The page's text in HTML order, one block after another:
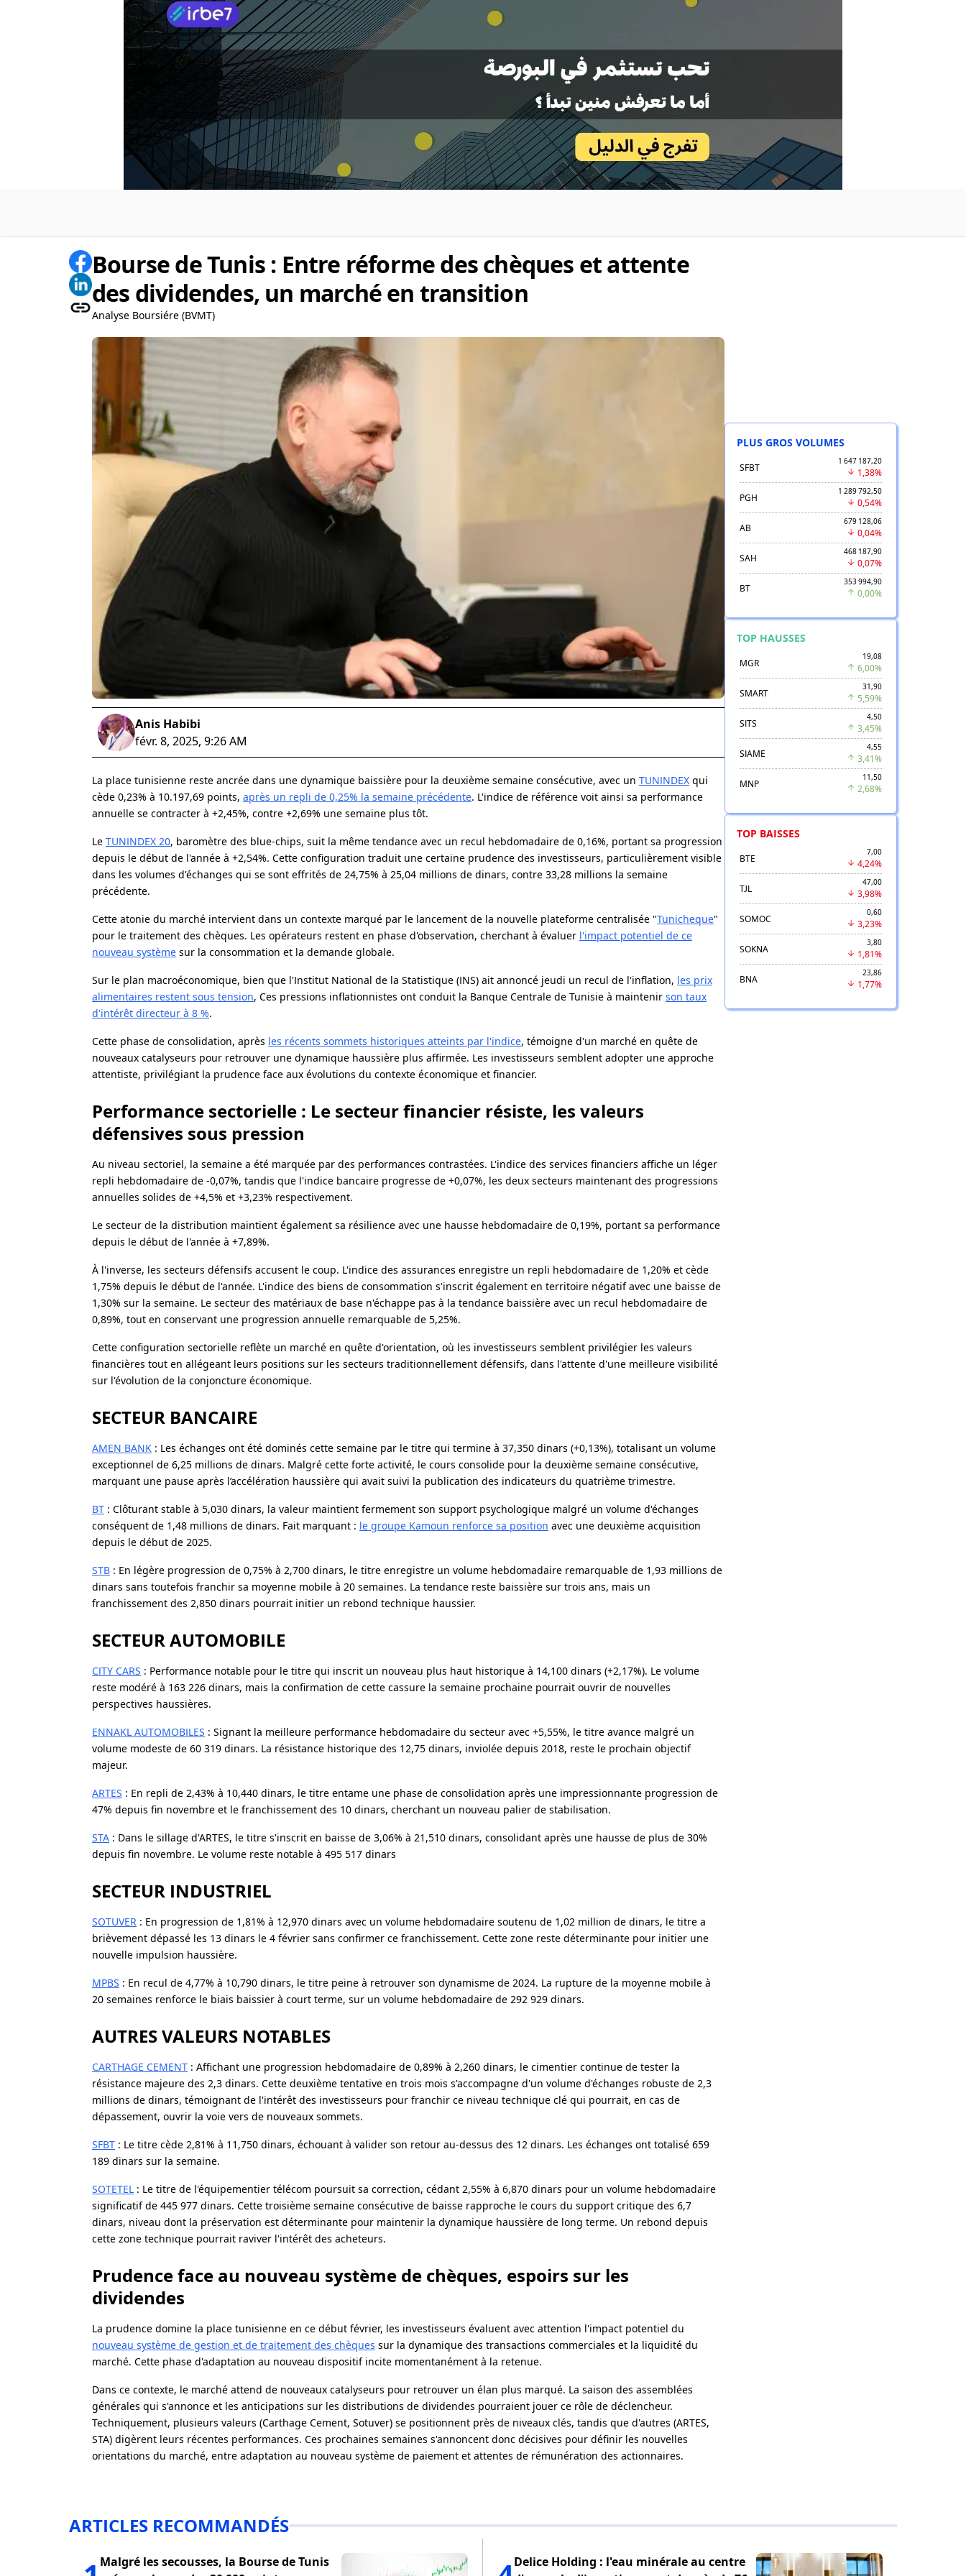
Bourse de Tunis : Entre réforme des chèques et attente
des dividendes, un marché en transition
Analyse Boursiére (BVMT)
Anis Habibi
févr. 8, 2025, 9:26 AM
La place tunisienne reste ancrée dans une dynamique baissière pour la deuxième semaine consécutive, avec un TUNINDEX qui
cède 0,23% à 10.197,69 points, après un repli de 0,25% la semaine précédente. L'indice de référence voit ainsi sa performance
annuelle se contracter à +2,45%, contre +2,69% une semaine plus tôt.
Le TUNINDEX 20, baromètre des blue-chips, suit la même tendance avec un recul hebdomadaire de 0,16%, portant sa progression
depuis le début de l'année à +2,54%. Cette configuration traduit une certaine prudence des investisseurs, particulièrement visible
dans les volumes d'échanges qui se sont effrités de 24,75% à 25,04 millions de dinars, contre 33,28 millions la semaine
précédente.
Cette atonie du marché intervient dans un contexte marqué par le lancement de la nouvelle plateforme centralisée "Tunicheque"
pour le traitement des chèques. Les opérateurs restent en phase d'observation, cherchant à évaluer l'impact potentiel de ce
nouveau système sur la consommation et la demande globale.
Sur le plan macroéconomique, bien que l'Institut National de la Statistique (INS) ait annoncé jeudi un recul de l'inflation, les prix
alimentaires restent sous tension, Ces pressions inflationnistes ont conduit la Banque Centrale de Tunisie à maintenir son taux
d'intérêt directeur à 8 %.
Cette phase de consolidation, après les récents sommets historiques atteints par l'indice, témoigne d'un marché en quête de
nouveaux catalyseurs pour retrouver une dynamique haussière plus affirmée. Les investisseurs semblent adopter une approche
attentiste, privilégiant la prudence face aux évolutions du contexte économique et financier.
Performance sectorielle : Le secteur financier résiste, les valeurs
défensives sous pression
Au niveau sectoriel, la semaine a été marquée par des performances contrastées. L'indice des services financiers affiche un léger
repli hebdomadaire de -0,07%, tandis que l'indice bancaire progresse de +0,07%, les deux secteurs maintenant des progressions
annuelles solides de +4,5% et +3,23% respectivement.
Le secteur de la distribution maintient également sa résilience avec une hausse hebdomadaire de 0,19%, portant sa performance
depuis le début de l'année à +7,89%.
À l'inverse, les secteurs défensifs accusent le coup. L'indice des assurances enregistre un repli hebdomadaire de 1,20% et cède
1,75% depuis le début de l'année. L'indice des biens de consommation s'inscrit également en territoire négatif avec une baisse de
1,30% sur la semaine. Le secteur des matériaux de base n'échappe pas à la tendance baissière avec un recul hebdomadaire de
0,89%, tout en conservant une progression annuelle remarquable de 5,25%.
Cette configuration sectorielle reflète un marché en quête d'orientation, où les investisseurs semblent privilégier les valeurs
financières tout en allégeant leurs positions sur les secteurs traditionnellement défensifs, dans l'attente d'une meilleure visibilité
sur l'évolution de la conjoncture économique.
SECTEUR BANCAIRE
AMEN BANK : Les échanges ont été dominés cette semaine par le titre qui termine à 37,350 dinars (+0,13%), totalisant un volume
exceptionnel de 6,25 millions de dinars. Malgré cette forte activité, le cours consolide pour la deuxième semaine consécutive,
marquant une pause après l’accélération haussière qui avait suivi la publication des indicateurs du quatrième trimestre.
BT : Clôturant stable à 5,030 dinars, la valeur maintient fermement son support psychologique malgré un volume d'échanges
conséquent de 1,48 millions de dinars. Fait marquant : le groupe Kamoun renforce sa position avec une deuxième acquisition
depuis le début de 2025.
STB : En légère progression de 0,75% à 2,700 dinars, le titre enregistre un volume hebdomadaire remarquable de 1,93 millions de
dinars sans toutefois franchir sa moyenne mobile à 20 semaines. La tendance reste baissière sur trois ans, mais un
franchissement des 2,850 dinars pourrait initier un rebond technique haussier.
SECTEUR AUTOMOBILE
CITY CARS : Performance notable pour le titre qui inscrit un nouveau plus haut historique à 14,100 dinars (+2,17%). Le volume
reste modéré à 163 226 dinars, mais la confirmation de cette cassure la semaine prochaine pourrait ouvrir de nouvelles
perspectives haussières.
ENNAKL AUTOMOBILES : Signant la meilleure performance hebdomadaire du secteur avec +5,55%, le titre avance malgré un
volume modeste de 60 319 dinars. La résistance historique des 12,75 dinars, inviolée depuis 2018, reste le prochain objectif
majeur.
ARTES : En repli de 2,43% à 10,440 dinars, le titre entame une phase de consolidation après une impressionnante progression de
47% depuis fin novembre et le franchissement des 10 dinars, cherchant un nouveau palier de stabilisation.
STA : Dans le sillage d'ARTES, le titre s'inscrit en baisse de 3,06% à 21,510 dinars, consolidant après une hausse de plus de 30%
depuis fin novembre. Le volume reste notable à 495 517 dinars
SECTEUR INDUSTRIEL
SOTUVER : En progression de 1,81% à 12,970 dinars avec un volume hebdomadaire soutenu de 1,02 million de dinars, le titre a
brièvement dépassé les 13 dinars le 4 février sans confirmer ce franchissement. Cette zone reste déterminante pour initier une
nouvelle impulsion haussière.
MPBS : En recul de 4,77% à 10,790 dinars, le titre peine à retrouver son dynamisme de 2024. La rupture de la moyenne mobile à
20 semaines renforce le biais baissier à court terme, sur un volume hebdomadaire de 292 929 dinars.
AUTRES VALEURS NOTABLES
CARTHAGE CEMENT : Affichant une progression hebdomadaire de 0,89% à 2,260 dinars, le cimentier continue de tester la
résistance majeure des 2,3 dinars. Cette deuxième tentative en trois mois s'accompagne d'un volume d'échanges robuste de 2,3
millions de dinars, témoignant de l'intérêt des investisseurs pour franchir ce niveau technique clé qui pourrait, en cas de
dépassement, ouvrir la voie vers de nouveaux sommets.
SFBT : Le titre cède 2,81% à 11,750 dinars, échouant à valider son retour au-dessus des 12 dinars. Les échanges ont totalisé 659
189 dinars sur la semaine.
SOTETEL : Le titre de l'équipementier télécom poursuit sa correction, cédant 2,55% à 6,870 dinars pour un volume hebdomadaire
significatif de 445 977 dinars. Cette troisième semaine consécutive de baisse rapproche le cours du support critique des 6,7
dinars, niveau dont la préservation est déterminante pour maintenir la dynamique haussière de long terme. Un rebond depuis
cette zone technique pourrait raviver l'intérêt des acheteurs.
Prudence face au nouveau système de chèques, espoirs sur les
dividendes
La prudence domine la place tunisienne en ce début février, les investisseurs évaluent avec attention l'impact potentiel du
nouveau système de gestion et de traitement des chèques sur la dynamique des transactions commerciales et la liquidité du
marché. Cette phase d'adaptation au nouveau dispositif incite momentanément à la retenue.
Dans ce contexte, le marché attend de nouveaux catalyseurs pour retrouver un élan plus marqué. La saison des assemblées
générales qui s'annonce et les anticipations sur les distributions de dividendes pourraient jouer ce rôle de déclencheur.
Techniquement, plusieurs valeurs (Carthage Cement, Sotuver) se positionnent près de niveaux clés, tandis que d'autres (ARTES,
STA) digèrent leurs récentes performances. Ces prochaines semaines s'annoncent donc décisives pour définir les nouvelles
orientations du marché, entre adaptation au nouveau système de paiement et attentes de rémunération des actionnaires.
PLUS GROS VOLUMES
SFBT
1 647 187,20
1,38%
PGH
1 289 792,50
0,54%
AB
679 128,06
0,04%
SAH
468 187,90
0,07%
BT
353 994,90
0,00%
TOP HAUSSES
MGR
19,08
6,00%
SMART
31,90
5,59%
SITS
4,50
3,45%
SIAME
4,55
3,41%
MNP
11,50
2,68%
TOP BAISSES
BTE
7,00
4,24%
TJL
47,00
3,98%
SOMOC
0,60
3,23%
SOKNA
3,80
1,81%
BNA
23,86
1,77%
ARTICLES RECOMMANDÉS
Malgré les secousses, la Bourse de Tunis
Delice Holding : l'eau minérale au centre